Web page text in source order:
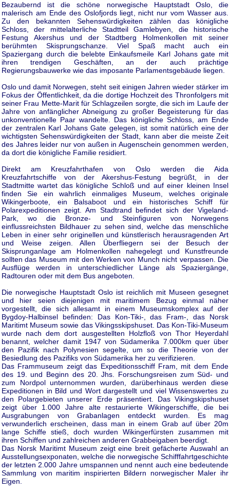
Bezaubernd ist die schöne norwegische Hauptstadt Oslo, die
malerisch am Ende des Oslofjords liegt, nicht nur vom Wasser aus.
Zu den bekannten Sehenswürdigkeiten zählen das königliche
Schloss, der mittelalterliche Stadtteil Gamlebyen, die historische
Festung Akershus und der Stadtberg Holmenkollen mit seiner
berühmten Skisprungschanze. Viel Spaß macht auch ein
Spaziergang durch die belebte Einkaufsmeile Karl Johans gate mit
ihren trendigen Geschäften, an der auch prächtige
Regierungsbauwerke wie das imposante Parlamentsgebäude liegen.
Oslo und damit Norwegen, steht seit einigen Jahren wieder stärker im
Fokus der Öffentlichkeit, da die dortige Hochzeit des Thronfolgers mit
seiner Frau Mette-Marit für Schlagzeilen sorgte, die sich im Laufe der
Jahre von anfänglicher Abneigung zu großer Begeisterung für das
unkonventionelle Paar wandelte. Das königliche Schloss, am Ende
der zentralen Karl Johans Gate gelegen, ist somit natürlich eine der
wichtigsten Sehenswürdigkeiten der Stadt, kann aber die meiste Zeit
des Jahres leider nur von außen in Augenschein genommen werden,
da dort die königliche Familie residiert.
Direkt am Kreuzfahrthafen von Oslo werden die Aida
Kreuzfahrtschiffe von der Akershus-Festung begrüßt, in der
Stadtmitte wartet das königliche Schloß und auf einer kleinen Insel
finden Sie ein wahrlich einmaliges Museum, welches originale
Wikingerboote, ein Balsaboot und ein historisches Schiff für
Polarexpeditionen zeigt. Am Stadtrand befindet sich der Vigeland-
Park, wo die Bronze- und Steinfiguren von Norwegens
einflussreichsten Bildhauer zu sehen sind, welche das menschliche
Leben in einer sehr originellen und künstlerisch herausragenden Art
und Weise zeigen. Allen Überfliegern sei der Besuch der
Skisprunganlage am Holmenkollen nahegelegt und Kunstfreunde
sollten das Museum mit den Werken von Munch nicht verpassen. Die
Ausflüge werden in unterschiedlicher Länge als Spaziergänge,
Radtouren oder mit dem Bus angeboten.
Die norwegische Hauptstadt Oslo ist reichlich mit Museen gesegnet
und hier seien diejenigen mit maritimem Bezug einmal näher
vorgestellt, die sich allesamt in einem Museumskomplex auf der
Bygdoy-Halbinsel befinden: Das Kon-Tiki-, das Fram-, das Norsk
Maritimt Museum sowie das Vikingsskipshuset. Das Kon-Tiki-Museum
wurde nach dem dort ausgestellten Holzfloß von Thor Heyerdahl
benannt, welcher damit 1947 von Südamerika 7.000km quer über
den Pazifik nach Polynesien segelte, um so die Theorie von der
Besiedlung des Pazifiks von Südamerika her zu verifizieren.
Das Frammuseum zeigt das Expeditionsschiff Fram, mit dem Ende
des 19. und Beginn des 20. Jhs. Forschungsreisen zum Süd- und
zum Nordpol unternommen wurden, darüberhinaus werden diese
Expeditionen in Bild und Wort dargestellt und viel Wissenswertes zu
den Polargebieten unserer Erde präsentiert. Das Vikingskipshuset
zeigt über 1.000 Jahre alte restaurierte Wikingerschiffe, die bei
Ausgrabungen von Grabanlagen entdeckt wurden. Es mag
verwunderlich erscheinen, dass man in einem Grab auf über 20m
lange Schiffe stieß, doch wurden Wikingerfürsten zusammen mit
ihren Schiffen und zahlreichen anderen Grabbeigaben beerdigt.
Das Norsk Maritimt Museum zeigt eine breit gefächerte Auswahl an
Ausstellungsexponaten, welche die norwegische Schifffahrtgeschichte
der letzten 2.000 Jahre umspannen und nennt auch eine bedeutende
Sammlung von maritim inspirierten Bildern norwegischer Maler ihr
Eigen.